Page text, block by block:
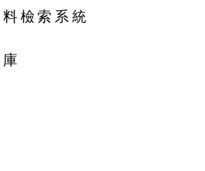
檢索系統